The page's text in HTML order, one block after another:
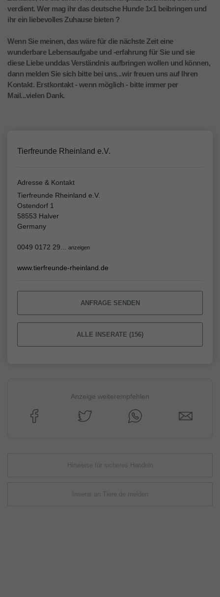
verdient. Wer mag ihr das deutsche Hunde 1x1 beibringen und
ihr ein liebevolles Zuhause bieten ?
Wenn Sie meinen, das wäre für die nächste Zeit eine
wunderbare Lebensaufgabe und -erfahrung für Sie und sie
diese Liebe unddas Verständnis aufbringen wollen und können,
dann melden Sie sich bitte bei uns...wir freuen uns auf Ihren
Kontakt. Erstkontakt - wenn möglich - bitte immer per
Mail...vielen Dank.
Tierfreunde Rheinland e.V.
Adresse & Kontakt
Tierfreunde Rheinland e.V.
Ostendorf 1
58553 Halver
Germany
0049 0172 29... anzeigen
www.tierfreunde-rheinland.de
ANFRAGE SENDEN
ALLE INSERATE (156)
Anzeige weiterempfehlen
Hinweise für sicheres Handeln
Inserat an Tiere.de melden